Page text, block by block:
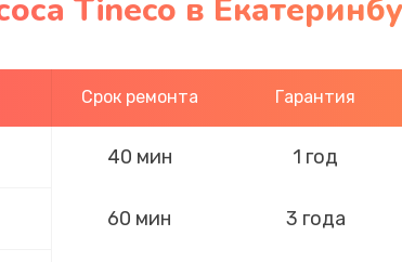
Tineco в
Срок ремонта Гарантия
40 мин 1 год
60 мин 3 года